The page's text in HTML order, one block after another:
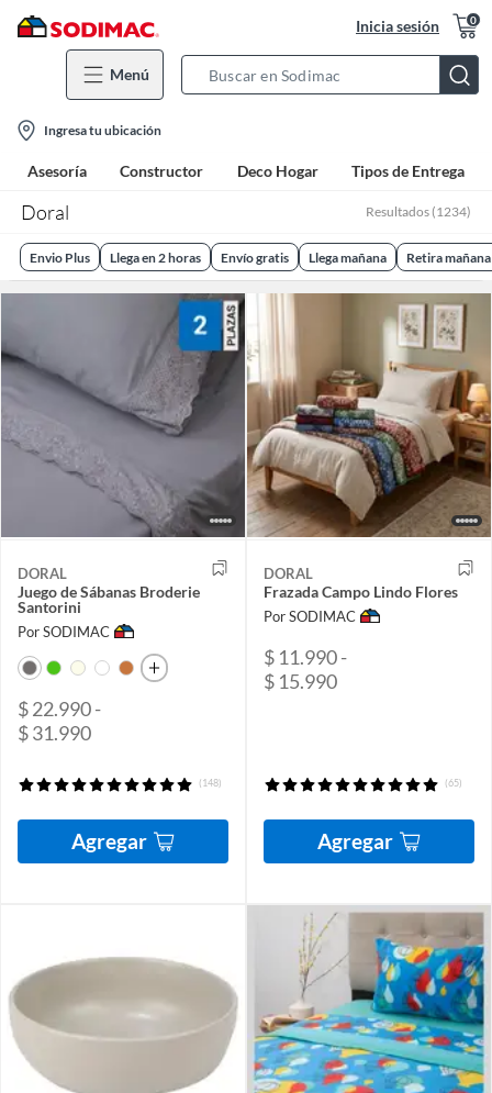
Inicia sesión 0
Menú
Bar
location-
icon
Ingresa tu ubicación
Asesoría Constructor Deco Hogar Tipos de Entrega
Doral Resultados (1234)
Envio Plus Llega en 2 horas Envío gratis Llega mañana Retira mañana
DORAL
Juego de Sábanas Broderie
Santorini
Por SODIMAC
$ 22.990 -
$ 31.990
(148)
Agregar
DORAL
Frazada Campo Lindo Flores
Por SODIMAC
$ 11.990 -
$ 15.990
(65)
Agregar